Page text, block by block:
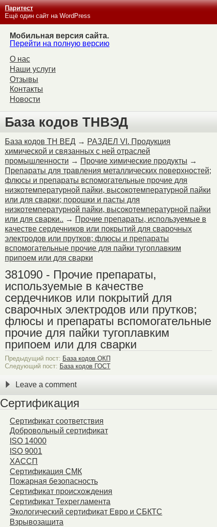
Паритест
Ещё один сайт на WordPress
Мобильная версия сайта.
Перейти на полную версию
О нас
Наши услуги
Отзывы
Контакты
Новости
База кодов ТНВЭД
База кодов ТН ВЕД → РАЗДЕЛ VI. Продукция
химической и связанных с ней отраслей
промышленности → Прочие химические продукты →
Препараты для травления металлических поверхностей;
флюсы и препараты вспомогательные прочие для
низкотемпературной пайки, высокотемпературной пайки
или для сварки; порошки и пасты для
низкотемпературной пайки, высокотемпературной пайки
или для сварки.. → Прочие препараты, используемые в
качестве сердечников или покрытий для сварочных
электродов или прутков; флюсы и препараты
вспомогательные прочие для пайки тугоплавким
припоем или для сварки
381090 - Прочие препараты,
используемые в качестве
сердечников или покрытий для
сварочных электродов или прутков;
флюсы и препараты вспомогательные
прочие для пайки тугоплавким
припоем или для сварки
Предыдущий пост: База кодов ОКП
Следующий пост: База кодов ГОСТ
Leave a comment
Сертификация
Сертификат соответствия
Добровольный сертификат
ISO 14000
ISO 9001
ХАССП
Сертификация СМК
Пожарная безопасность
Сертификат происхождения
Сертификат Техрегламента
Экологический сертификат Евро и СБКТС
Взрывозащита